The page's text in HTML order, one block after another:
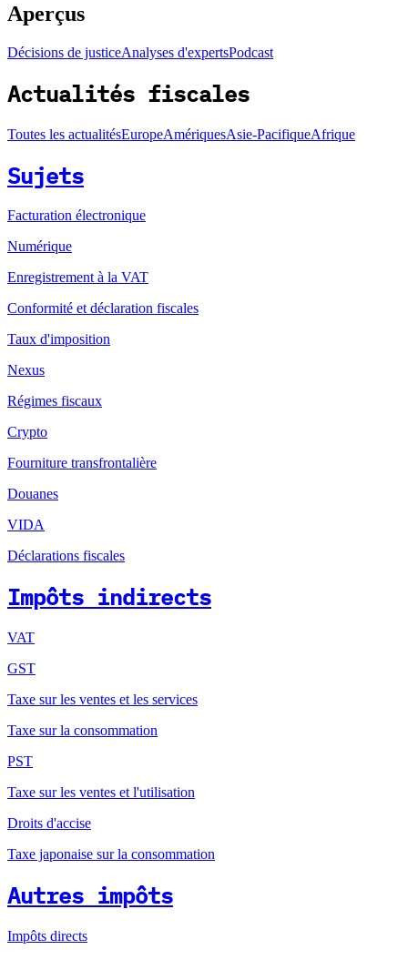
Aperçus
Décisions de justiceAnalyses d'expertsPodcast
Actualités fiscales
Toutes les actualitésEuropeAmériquesAsie-PacifiqueAfrique
Sujets
Facturation électronique
Numérique
Enregistrement à la VAT
Conformité et déclaration fiscales
Taux d'imposition
Nexus
Régimes fiscaux
Crypto
Fourniture transfrontalière
Douanes
VIDA
Déclarations fiscales
Impôts indirects
VAT
GST
Taxe sur les ventes et les services
Taxe sur la consommation
PST
Taxe sur les ventes et l'utilisation
Droits d'accise
Taxe japonaise sur la consommation
Autres impôts
Impôts directs